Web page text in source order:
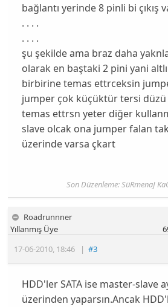
bağlantı yerinde 8 pinli bi çıkış
. . . .
. . . .
şu şekilde ama braz daha
olarak en baştaki 2 pini yani
birbirine temas ettrceksin
jumper çok küçüktür tersi
temas ettrsn yeter diğer
slave olcak ona jumper falan
üzerinde varsa çkart
Son Düzenleme: SüRmenaJ
Roadrunnner
17-06-2010, 18:46 |#3
Yıllanmış Üye
HDD'ler SATA ise master-slave
üzerinden yaparsın.Ancak